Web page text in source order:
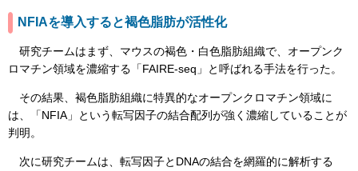
NFIAを導入すると褐色脂肪が活性化
研究チームはまず、マウスの褐色・白色脂肪組織で、オープンク
ロマチン領域を濃縮する「FAIRE-seq」と呼ばれる手法を行った。
その結果、褐色脂肪組織に特異的なオープンクロマチン領域に
は、「NFIA」という転写因子の結合配列が強く濃縮していることが
判明。
次に研究チームは、転写因子とDNAの結合を網羅的に解析する